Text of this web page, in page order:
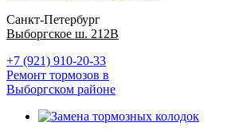
Санкт-Петербург
Выборгское ш. 212В
+7 (921) 910-20-33
Ремонт тормозов в
Выборгском районе